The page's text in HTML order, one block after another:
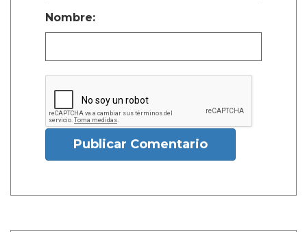
Nombre:
Publicar Comentario